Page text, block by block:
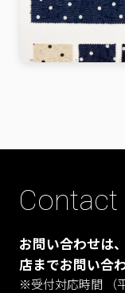
Contact
お問い合わせは
店までお問い合
※受付対応時間 （